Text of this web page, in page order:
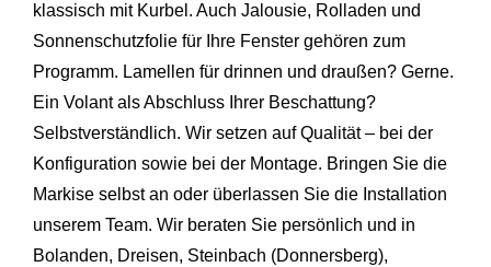
klassisch mit Kurbel. Auch Jalousie, Rolladen und
Sonnenschutzfolie für Ihre Fenster gehören zum
Programm. Lamellen für drinnen und draußen? Gerne.
Ein Volant als Abschluss Ihrer Beschattung?
Selbstverständlich. Wir setzen auf Qualität – bei der
Konfiguration sowie bei der Montage. Bringen Sie die
Markise selbst an oder überlassen Sie die Installation
unserem Team. Wir beraten Sie persönlich und in
Bolanden, Dreisen, Steinbach (Donnersberg),